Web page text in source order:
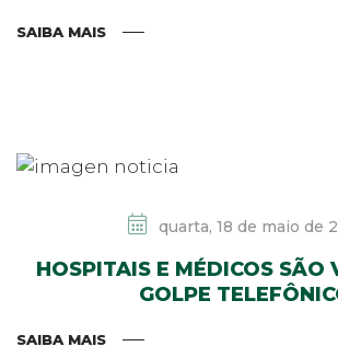
SAIBA MAIS
quarta, 18 de maio de
HOSPITAIS E MÉDICOS SÃO
GOLPE
SAIBA MAIS